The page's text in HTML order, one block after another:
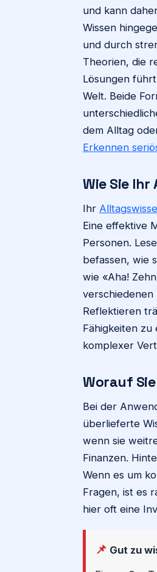
und kann
Wissen
und durch
Theorien, die
Lösungen
Welt. Beide
dem Alltag
Erkennen
Wie Sie
Ihr
Eine effektive
Personen.
befassen, wie
wie «Aha!
Reflektieren
Fähigkeiten zu
komplexer
Worauf
Bei der
überlieferte
wenn sie
Finanzen.
Wenn es um
Fragen, ist es
hier oft eine
📌 Gut zu